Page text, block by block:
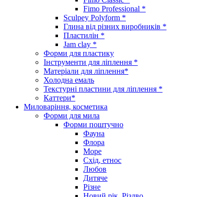
Fimo Professional *
Sculpey Polyform *
Глина від різних виробників *
Пластилін *
Jam clay *
Форми для пластику
Інструменти для ліплення *
Матеріали для ліплення*
Холодна емаль
Текстурні пластини для ліплення *
Каттери*
Миловаріння, косметика
Форми для мила
Форми поштучно
Фауна
Флора
Море
Схід, етнос
Любов
Дитяче
Різне